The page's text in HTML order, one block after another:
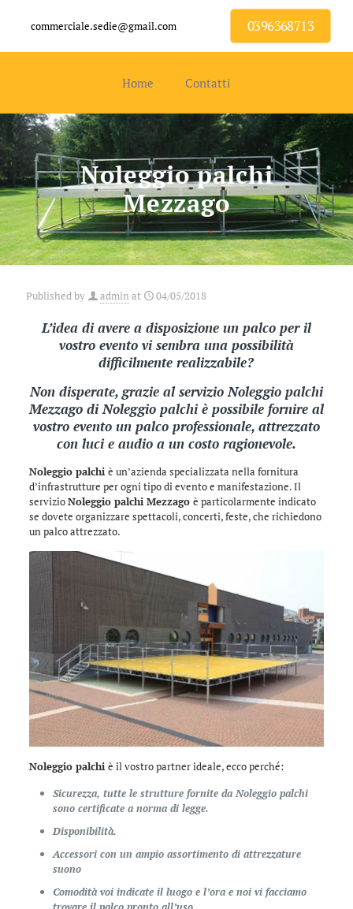
commerciale.sedie@gmail.com 0396368713
Home Contatti
Noleggio palchi
Mezzago
Published by admin at 04/05/2018
L’idea di avere a disposizione un palco per il
vostro evento vi sembra una possibilità
difficilmente realizzabile?
Non disperate, grazie al servizio Noleggio palchi
Mezzago diNoleggio palchiè possibile fornire al
vostro evento un palco professionale, attrezzato
con luci e audio a un costo ragionevole.
Noleggio palchi è un’azienda specializzata nella fornitura
d’infrastrutture per ogni tipo di evento e manifestazione. Il
servizioNoleggio palchi Mezzago è particolarmente indicato
se dovete organizzare spettacoli, concerti, feste, che richiedono
un palco attrezzato.
Noleggio palchi è il vostro partner ideale, ecco perché:
Sicurezza, tutte le strutture fornite da Noleggio palchi
sono certificate a norma di legge.
Disponibilità.
Accessori con un ampio assortimento di attrezzature
suono
Comodità voi indicate il luogo e l’ora e noi vi facciamo